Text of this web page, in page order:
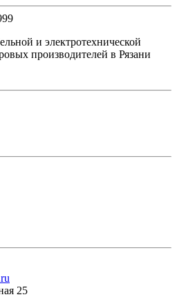
и электротехнической
производителей в Рязани
25